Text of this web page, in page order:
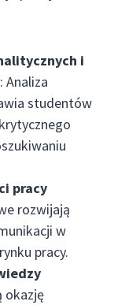
i
: Analiza
studentów
pracy
rozwijają
w
pracy.
okazję